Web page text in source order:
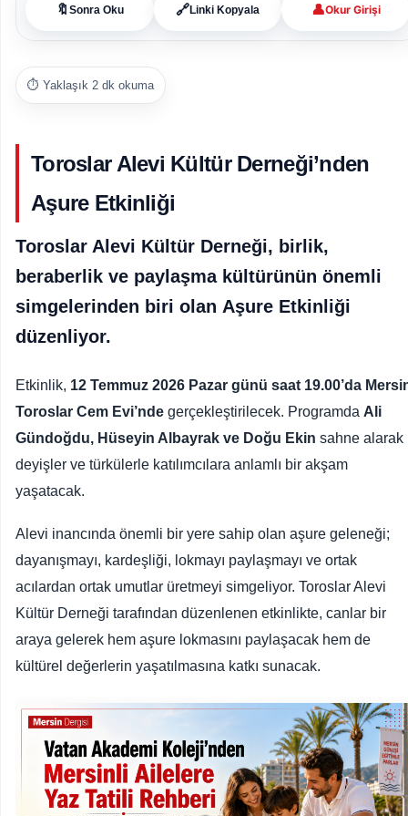
🔖 Sonra Oku 🔗Linki Kopyala 👤Okur Girişi
⏱️ Yaklaşık 2 dk okuma
Toroslar Alevi Kültür Derneği’nden
Aşure Etkinliği
Toroslar Alevi Kültür Derneği, birlik,
beraberlik ve paylaşma kültürünün önemli
simgelerinden biri olan Aşure Etkinliği
düzenliyor.
Etkinlik, 12 Temmuz 2026 Pazar günü saat 19.00’da
Toroslar Cem Evi’nde gerçekleştirilecek. Programda Ali
Gündoğdu, Hüseyin Albayrak ve Doğu Ekin sahne alarak
deyişler ve türkülerle katılımcılara anlamlı bir akşam
yaşatacak.
Alevi inancında önemli bir yere sahip olan aşure geleneği;
dayanışmayı, kardeşliği, lokmayı paylaşmayı ve ortak
acılardan ortak umutlar üretmeyi simgeliyor. Toroslar Alevi
Kültür Derneği tarafından düzenlenen etkinlikte, canlar bir
araya gelerek hem aşure lokmasını paylaşacak hem de
kültürel değerlerin yaşatılmasına katkı sunacak.